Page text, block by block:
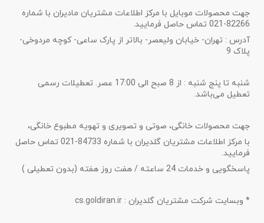
جهت محصولات موبایل با مرکز اطلاعات مشتریان مادیران با شماره
82266-021 تماس حاصل فرمایید.
آدرس : تهران- خیابان ولیعصر- بالاتر از پارک ساعی- کوچه مردوخی-
پلاک 9
شنبه تا پنج شنبه : از 8 صبح الی 17:00 عصر. تعطیلات رسمی
تعطیل می‌باشد.
جهت محصولات خانگی، صوتی و تصویری و تهویه مطبوع خانگی،
با مرکز اطلاعات مشتریان گلدیران با شماره 84733-021 تماس حاصل
فرمایید.
پاسخگویی و خدمات 24 ساعته / هفت روز هفته (بدون تعطیلی )
* وبسایت شرکت مشتریان گلدیران : cs.goldiran.ir